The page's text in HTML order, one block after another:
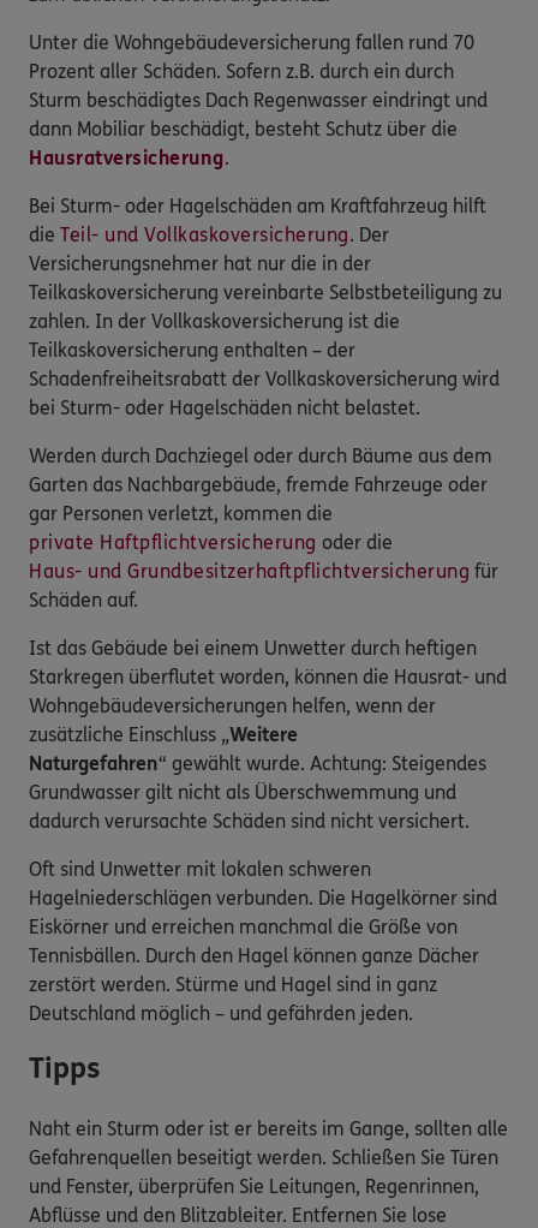
Unter die Wohngebäudeversicherung fallen rund 70
Prozent aller Schäden. Sofern z.B. durch ein durch
Sturm beschädigtes Dach Regenwasser eindringt und
dann Mobiliar beschädigt, besteht Schutz über die
Hausratversicherung.
Bei Sturm- oder Hagelschäden am Kraftfahrzeug hilft
die Teil- und Vollkaskoversicherung. Der
Versicherungsnehmer hat nur die in der
Teilkaskoversicherung vereinbarte Selbstbeteiligung zu
zahlen. In der Vollkaskoversicherung ist die
Teilkaskoversicherung enthalten – der
Schadenfreiheitsrabatt der Vollkaskoversicherung wird
bei Sturm- oder Hagelschäden nicht belastet.
Werden durch Dachziegel oder durch Bäume aus dem
Garten das Nachbargebäude, fremde Fahrzeuge oder
gar Personen verletzt, kommen die
private Haftpflichtversicherung oder die
Haus- und Grundbesitzerhaftpflichtversicherung für
Schäden auf.
Ist das Gebäude bei einem Unwetter durch heftigen
Starkregen überflutet worden, können die Hausrat- und
Wohngebäudeversicherungen helfen, wenn der
zusätzliche Einschluss „Weitere
Naturgefahren“ gewählt wurde. Achtung: Steigendes
Grundwasser gilt nicht als Überschwemmung und
dadurch verursachte Schäden sind nicht versichert.
Oft sind Unwetter mit lokalen schweren
Hagelniederschlägen verbunden. Die Hagelkörner sind
Eiskörner und erreichen manchmal die Größe von
Tennisbällen. Durch den Hagel können ganze Dächer
zerstört werden. Stürme und Hagel sind in ganz
Deutschland möglich – und gefährden jeden.
Tipps
Naht ein Sturm oder ist er bereits im Gange, sollten alle
Gefahrenquellen beseitigt werden. Schließen Sie Türen
und Fenster, überprüfen Sie Leitungen, Regenrinnen,
Abflüsse und den Blitzableiter. Entfernen Sie lose